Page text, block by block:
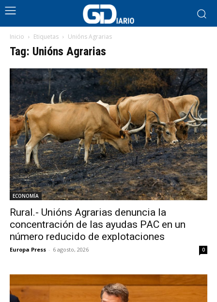
Inicio Etiquetas Unións Agrarias
Tag: Unións Agrarias
ECONOMÍA
Rural.- Unións Agrarias denuncia la
concentración de las ayudas PAC en un
número reducido de explotaciones
Europa Press - 6 agosto, 2026 0